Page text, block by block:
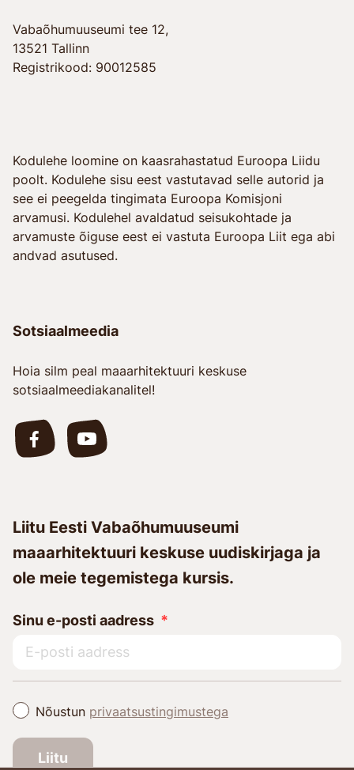
Vabaõhumuuseumi tee 12,
13521 Tallinn
Registrikood: 90012585
Kodulehe loomine on kaasrahastatud Euroopa Liidu
poolt. Kodulehe sisu eest vastutavad selle autorid ja
see ei peegelda tingimata Euroopa Komisjoni
arvamusi. Kodulehel avaldatud seisukohtade ja
arvamuste õiguse eest ei vastuta Euroopa Liit ega abi
andvad asutused.
Sotsiaalmeedia
Hoia silm peal maaarhitektuuri keskuse
sotsiaalmeediakanalitel!
Liitu Eesti Vabaõhumuuseumi
maaarhitektuuri keskuse uudiskirjaga ja
ole meie tegemistega kursis.
Sinu e-posti aadress
Nõustun privaatsustingimustega
Liitu